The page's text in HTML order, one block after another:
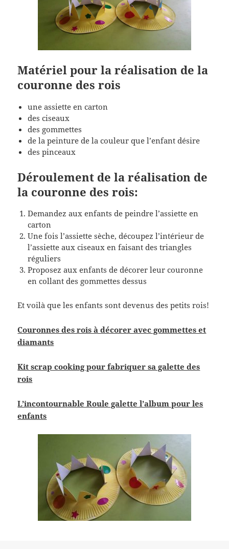
Matériel pour la réalisation de la
couronne des rois
une assiette en carton
des ciseaux
des gommettes
de la peinture de la couleur que l’enfant désire
des pinceaux
Déroulement de la réalisation de
la couronne des rois:
Demandez aux enfants de peindre l’assiette en
carton
Une fois l’assiette sèche, découpez l’intérieur de
l’assiette aux ciseaux en faisant des triangles
réguliers
Proposez aux enfants de décorer leur couronne
en collant des gommettes dessus
Et voilà que les enfants sont devenus des petits rois!
Couronnes des rois à décorer avec gommettes et
diamants
Kit scrap cooking pour fabriquer sa galette des
rois
L’incontournable Roule galette l’album pour les
enfants